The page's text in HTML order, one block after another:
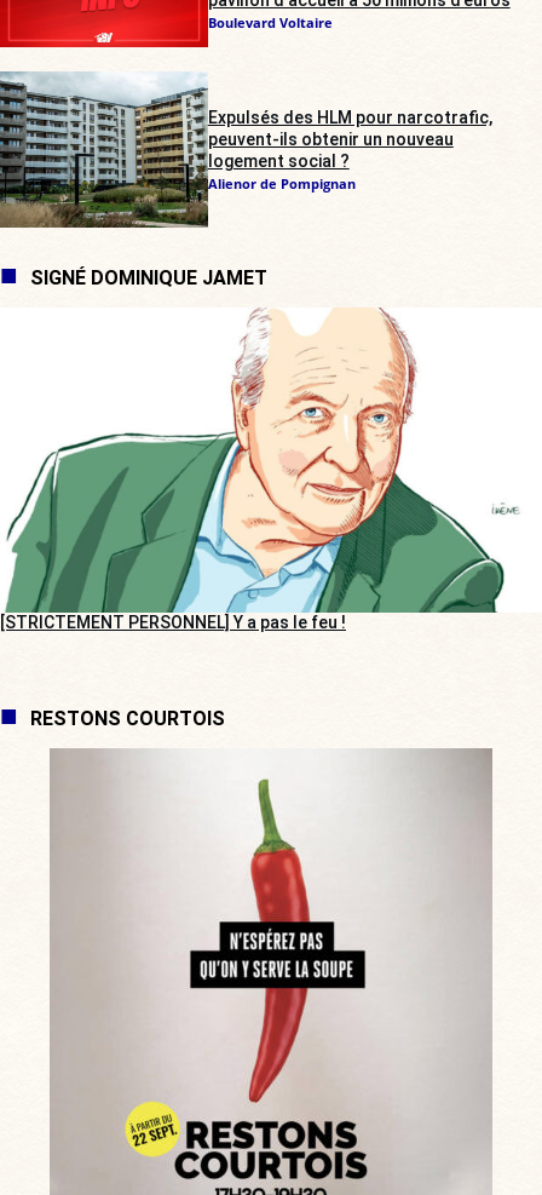
Boulevard Voltaire
Expulsés des HLM pour narcotrafic,
peuvent-ils obtenir un nouveau
logement social ?
Alienor de Pompignan
SIGNÉ DOMINIQUE JAMET
[STRICTEMENT PERSONNEL] Y a pas le feu !
RESTONS COURTOIS